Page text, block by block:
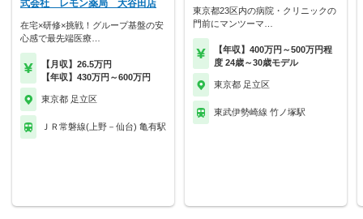
式会社 レモン薬局 大谷田店
在宅×研修×挑戦！グループ基盤の安
心感で最先端医療…
【月収】26.5万円
【年収】430万円～600万円
東京都 足立区
ＪＲ常磐線(上野－仙台) 亀有駅
東京都23区内の病院・クリニックの
門前にマンツーマ…
【年収】400万円～500万円程
度 24歳～30歳モデル
東京都 足立区
東武伊勢崎線 竹ノ塚駅